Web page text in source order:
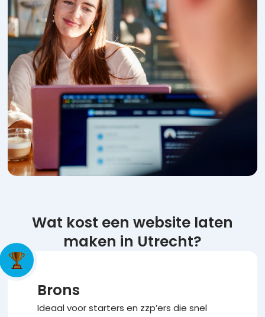
Wat kost een website laten
maken in Utrecht?
Brons
Ideaal voor starters en zzp’ers die snel